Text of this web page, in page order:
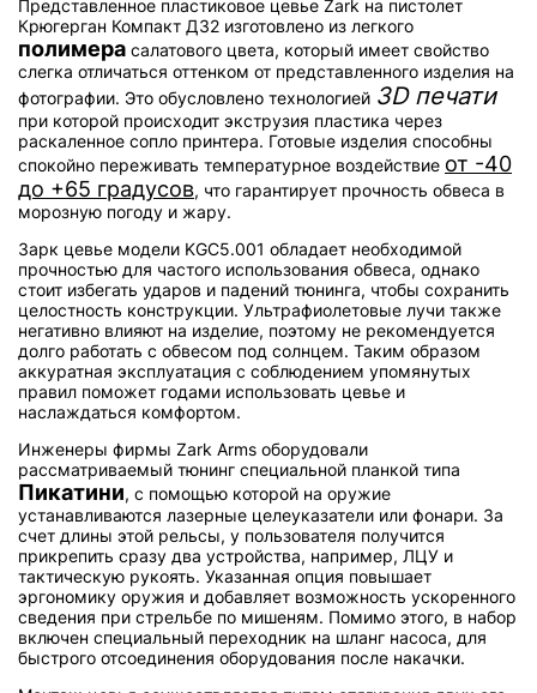
Представленное пластиковое цевье Zark на пистолет
Крюгерган Компакт Д32 изготовлено из легкого
полимера салатового цвета, который имеет свойство
слегка отличаться оттенком от представленного изделия на
фотографии. Это обусловлено технологией 3D печати
при которой происходит экструзия пластика через
раскаленное сопло принтера. Готовые изделия способны
спокойно переживать температурное воздействие от -40
до +65 градусов, что гарантирует прочность обвеса в
морозную погоду и жару.
Зарк цевье модели KGC5.001 обладает необходимой
прочностью для частого использования обвеса, однако
стоит избегать ударов и падений тюнинга, чтобы сохранить
целостность конструкции. Ультрафиолетовые лучи также
негативно влияют на изделие, поэтому не рекомендуется
долго работать с обвесом под солнцем. Таким образом
аккуратная эксплуатация с соблюдением упомянутых
правил поможет годами использовать цевье и
наслаждаться комфортом.
Инженеры фирмы Zark Arms оборудовали
рассматриваемый тюнинг специальной планкой типа
Пикатини, с помощью которой на оружие
устанавливаются лазерные целеуказатели или фонари. За
счет длины этой рельсы, у пользователя получится
прикрепить сразу два устройства, например, ЛЦУ и
тактическую рукоять. Указанная опция повышает
эргономику оружия и добавляет возможность ускоренного
сведения при стрельбе по мишеням. Помимо этого, в набор
включен специальный переходник на шланг насоса, для
быстрого отсоединения оборудования после накачки.